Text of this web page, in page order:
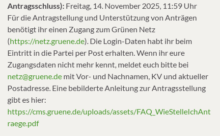
Antragsschluss): Freitag, 14. November 2025, 11:59 Uhr
Für die Antragstellung und Unterstützung von Anträgen
benötigt ihr einen Zugang zum Grünen Netz
(https://netz.gruene.de). Die Login-Daten habt ihr beim
Eintritt in die Partei per Post erhalten. Wenn ihr eure
Zugangsdaten nicht mehr kennt, meldet euch bitte bei
netz@gruene.de mit Vor- und Nachnamen, KV und aktueller
Postadresse. Eine bebilderte Anleitung zur Antragsstellung
gibt es hier:
https://cms.gruene.de/uploads/assets/FAQ_WieStelleIchAnt
raege.pdf